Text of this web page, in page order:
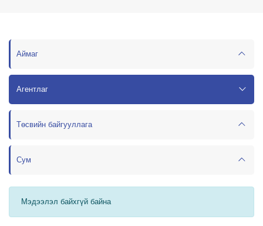
Аймаг
Агентлаг
Төсвийн байгууллага
Сум
Мэдээлэл байхгүй байна